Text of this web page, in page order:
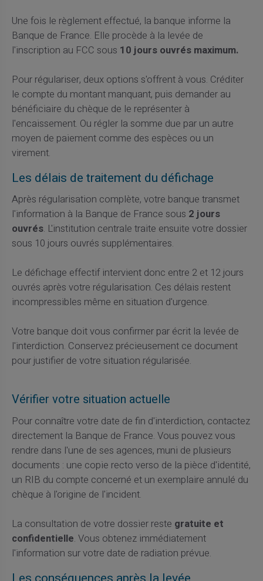
Une fois le règlement effectué, la banque informe la
Banque de France. Elle procède à la levée de
l'inscription au FCC sous 10 jours ouvrés maximum.
Pour régulariser, deux options s'offrent à vous. Créditer
le compte du montant manquant, puis demander au
bénéficiaire du chèque de le représenter à
l'encaissement. Ou régler la somme due par un autre
moyen de paiement comme des espèces ou un
virement.
Les délais de traitement du défichage
Après régularisation complète, votre banque transmet
l'information à la Banque de France sous 2 jours
ouvrés. L'institution centrale traite ensuite votre dossier
sous 10 jours ouvrés supplémentaires.
Le défichage effectif intervient donc entre 2 et 12 jours
ouvrés après votre régularisation. Ces délais restent
incompressibles même en situation d'urgence.
Votre banque doit vous confirmer par écrit la levée de
l'interdiction. Conservez précieusement ce document
pour justifier de votre situation régularisée.
Vérifier votre situation actuelle
Pour connaître votre date de fin d'interdiction, contactez
directement la Banque de France. Vous pouvez vous
rendre dans l'une de ses agences, muni de plusieurs
documents : une copie recto verso de la pièce d'identité,
un RIB du compte concerné et un exemplaire annulé du
chèque à l'origine de l'incident.
La consultation de votre dossier reste gratuite et
confidentielle. Vous obtenez immédiatement
l'information sur votre date de radiation prévue.